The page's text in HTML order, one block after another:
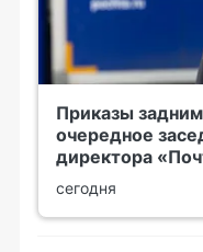
Приказы
очередное
директора
сегодня